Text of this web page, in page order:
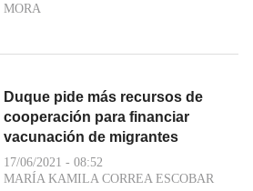
MORA
Duque pide más recursos de
cooperación para financiar
vacunación de migrantes
17/06/2021 - 08:52
MARÍA KAMILA CORREA ESCOBAR